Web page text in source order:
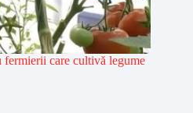
fermierii care cultivă legume